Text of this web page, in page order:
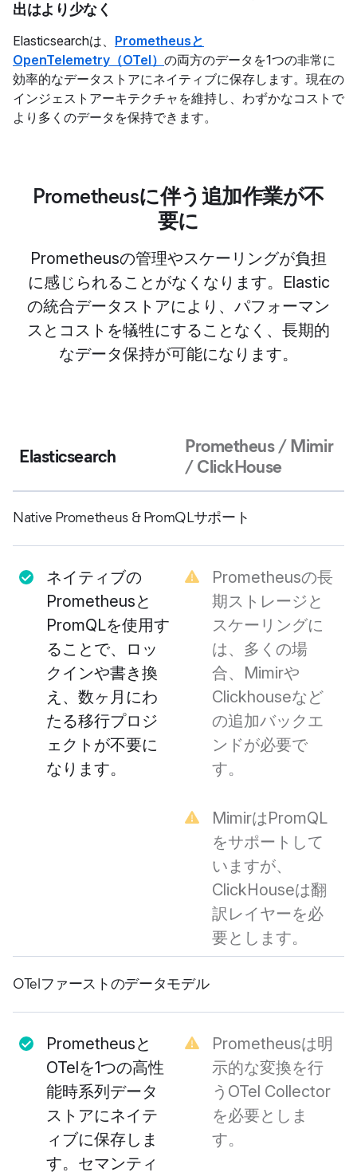
出はより少なく
Elasticsearchは、 Prometheusと
OpenTelemetry（OTel） の両方のデータを1つの非常に
効率的なデータストアにネイティブに保存します。現在の
インジェストアーキテクチャを維持し、わずかなコストで
より多くのデータを保持できます。
Prometheusに伴う追加作業が不
要に
Prometheusの管理やスケーリングが負担
に感じられることがなくなります。Elastic
の統合データストアにより、パフォーマン
スとコストを犠牲にすることなく、長期的
なデータ保持が可能になります。
Elasticsearch
Prometheus / Mimir
/ ClickHouse
Native Prometheus & PromQLサポート
ネイティブの
Prometheusと
PromQLを使用す
ることで、ロッ
クインや書き換
え、数ヶ月にわ
たる移行プロジ
ェクトが不要に
なります。
Prometheusの長
期ストレージと
スケーリングに
は、多くの場
合、Mimirや
Clickhouseなど
の追加バックエ
ンドが必要で
す。
MimirはPromQL
をサポートして
いますが、
ClickHouseは翻
訳レイヤーを必
要とします。
OTelファーストのデータモデル
Prometheusと
OTelを1つの高性
能時系列データ
ストアにネイテ
ィブに保存しま
す。セマンティ
Prometheusは明
示的な変換を行
うOTel Collector
を必要としま
す。